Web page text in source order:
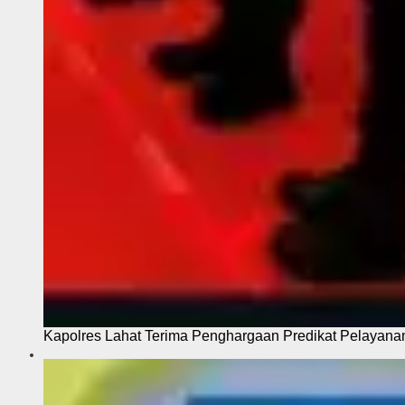
Kapolres Lahat Terima Penghargaan Predikat